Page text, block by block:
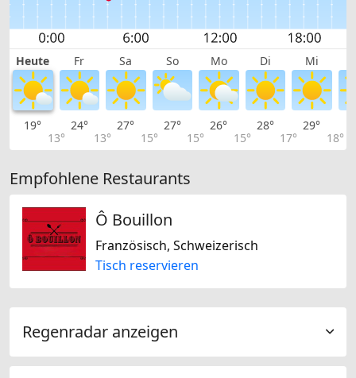
Heute Fr Sa So Mo Di Mi
19°
13°
24°
13°
27°
15°
27°
15°
26°
15°
28°
17°
29°
18°
Empfohlene Restaurants
Ô Bouillon
Französisch, Schweizerisch
Tisch reservieren
Regenradar anzeigen